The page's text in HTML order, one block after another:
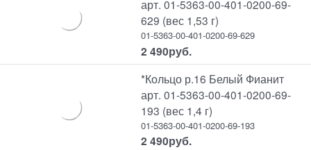
арт. 01-5363-00-401-0200-69-
629 (вес 1,53 г)
01-5363-00-401-0200-69-629
2 490руб.
*Кольцо р.16 Белый Фианит
арт. 01-5363-00-401-0200-69-
193 (вес 1,4 г)
01-5363-00-401-0200-69-193
2 490руб.